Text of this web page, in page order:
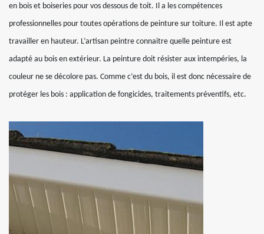
en bois et boiseries pour vos dessous de toit. Il a les compétences
professionnelles pour toutes opérations de peinture sur toiture. Il est apte
travailler en hauteur. L’artisan peintre connaitre quelle peinture est
adapté au bois en extérieur. La peinture doit résister aux intempéries, la
couleur ne se décolore pas. Comme c’est du bois, il est donc nécessaire de
protéger les bois : application de fongicides, traitements préventifs, etc.